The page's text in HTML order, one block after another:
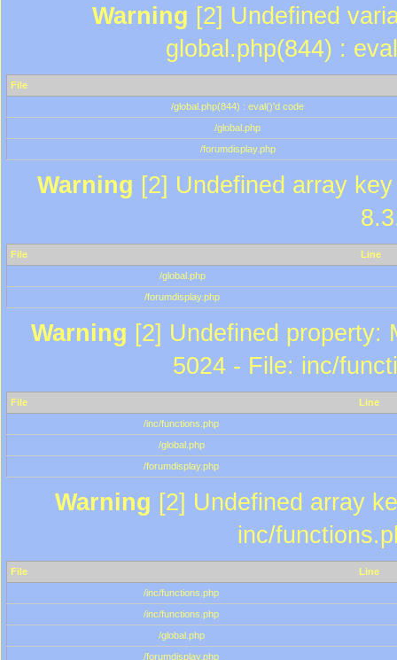
Warning [2] Undefined
global.php(844) :
File
/global.php(844) : eval()'d code
/global.php
/forumdisplay.php
Warning [2] Undefined array
File
Line
/global.php
/forumdisplay.php
Warning [2] Undefined property:
5024 - File: inc/
File
Line
/inc/functions.php
/global.php
/forumdisplay.php
Warning [2] Undefined array
inc/
File
Line
/inc/functions.php
/inc/functions.php
/global.php
/forumdisplay.php